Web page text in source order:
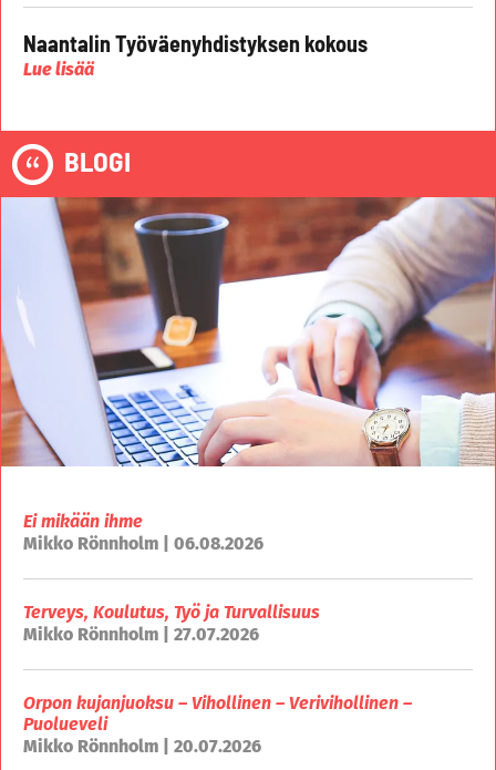
Naantalin Työväenyhdistyksen kokous
Lue lisää
BLOGI
Ei mikään ihme
Mikko Rönnholm | 06.08.2026
Terveys, Koulutus, Työ ja Turvallisuus
Mikko Rönnholm | 27.07.2026
Orpon kujanjuoksu – Vihollinen – Verivihollinen –
Puolueveli
Mikko Rönnholm | 20.07.2026